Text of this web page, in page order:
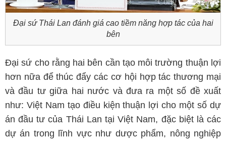
Đại sứ Thái Lan đánh giá cao tiềm năng hợp tác của hai
bên
Đại sứ cho rằng hai bên cần tạo môi trường thuận lợi
hơn nữa để thúc đẩy các cơ hội hợp tác thương mại
và đầu tư giữa hai nước và đưa ra một số đề xuất
như: Việt Nam tạo điều kiện thuận lợi cho một số dự
án đầu tư của Thái Lan tại Việt Nam, đặc biệt là các
dự án trong lĩnh vực như dược phẩm, nông nghiệp